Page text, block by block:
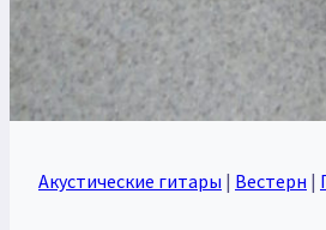
Акустические гитары | Вестерн |